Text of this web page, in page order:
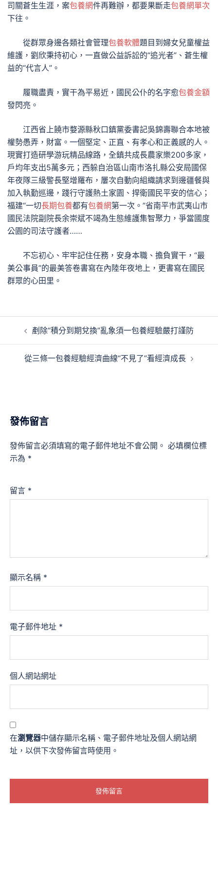
司關蒼生生涯，案包養網件再難辦，都要果斷走包養網單次
下往。
從群眾身邊各類社會管理包養軟體題目到婦女兒童權益
維護，劉欣秉持初心，一直做公益訴訟的“追光者”、蒼生權
益的“代言人”。
履職盡責，實干為平易近，國民公仆的名字愈包養金額
發閃亮。
江西省上饒市婺源縣秋口鎮黨委書記吳錦壽聯合本地被
權勢愚弄，財富。一個堅定、正直、有孝心和正義感的人。
現實打造研學游玩精品線路，全鎮共成長農家樂200多家，
戶均年支出5萬多元；西躲自治區山南市洛扎縣公安局國保
年夜隊三級警長堅增羅布，屢次自動向組織請求到邊疆餐與
加入執勤巡邊，踐行守護熱土家園、捍衛國民平安的信心；
福建“一切長期包養都有包養網第一次。”省南平市武夷山市
國民法院副院長余崇斌不竭為生態維護集智聚力，爭當國度
公園的司法守護者……
不忘初心、牢牢記住任務，安身本職、擔負實干，“最
美公事員”的最美答卷書寫在內陸年夜地上，更書寫在國民
群眾的心田里。
剷除“積分到期兌換”亂象須一包養經驗嚴打謹防
從三條一包養經驗經濟曲線“不見了”看經濟成長
發佈留言
發佈留言必須填寫的電子郵件地址不會公開。 必填欄位標
示為 *
留言 *
顯示名稱 *
電子郵件地址 *
個人網站網址
在瀏覽器中儲存顯示名稱、電子郵件地址及個人網站網
址，以供下次發佈留言時使用。